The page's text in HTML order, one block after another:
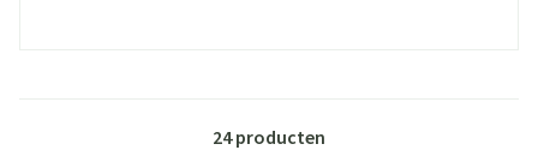
24producten